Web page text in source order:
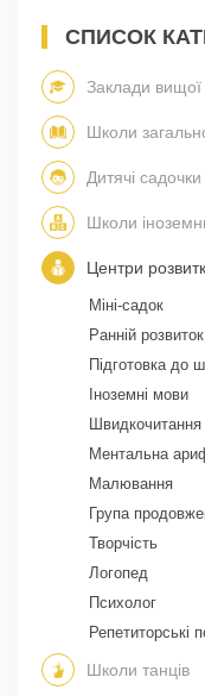
СПИСОК
Заклади вищої
Школи
Дитячі садочки
Школи
Центри
Міні-садок
Ранній розвиток
Підготовка до
Іноземні мови
Швидкочитання
Ментальна
Малювання
Група
Творчість
Логопед
Психолог
Репетиторські
Школи танців